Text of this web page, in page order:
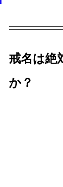
戒名は絶
か？